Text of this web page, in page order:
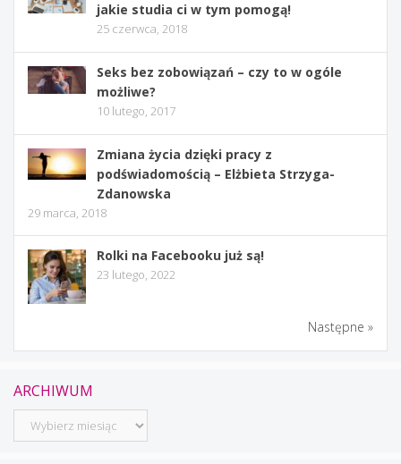
jakie studia ci w tym pomogą!
25 czerwca, 2018
Seks bez zobowiązań – czy to w ogóle
możliwe?
10 lutego, 2017
Zmiana życia dzięki pracy z
podświadomością – Elżbieta Strzyga-
Zdanowska
29 marca, 2018
Rolki na Facebooku już są!
23 lutego, 2022
Następne »
ARCHIWUM
Archiwum